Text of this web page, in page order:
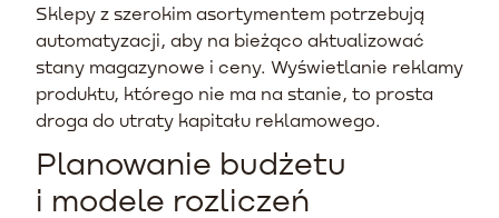
Sklepy z szerokim asortymentem potrzebują
automatyzacji, aby na bieżąco aktualizować
stany magazynowe i ceny. Wyświetlanie reklamy
produktu, którego nie ma na stanie, to prosta
droga do utraty kapitału reklamowego.
Planowanie budżetu
i modele rozliczeń